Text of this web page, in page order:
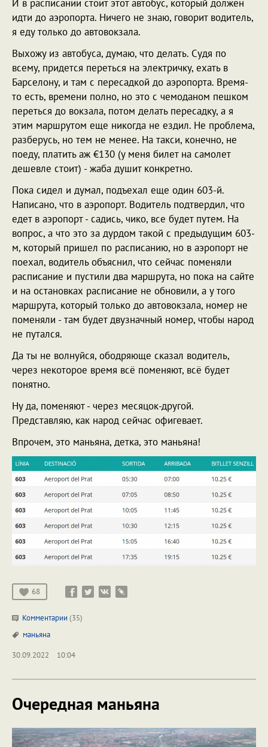
И в расписании стоит этот автобус, который должен
идти до аэропорта. Ничего не знаю, говорит водитель,
я еду только до автовокзала.
Выхожу из автобуса, думаю, что делать. Судя по
всему, придется переться на электричку, ехать в
Барселону, и там с пересадкой до аэропорта. Время-
то есть, времени полно, но это с чемоданом пешком
переться до вокзала, потом делать пересадку, а я
этим маршрутом еще никогда не ездил. Не проблема,
разберусь, но тем не менее. На такси, конечно, не
поеду, платить аж €130 (у меня билет на самолет
дешевле стоит) - жаба душит конкретно.
Пока сидел и думал, подъехал еще один 603-й.
Написано, что в аэропорт. Водитель подтвердил, что
едет в аэропорт - садись, чико, все будет путем. На
вопрос, а что это за дурдом такой с предыдущим 603-
м, который пришел по расписанию, но в аэропорт не
поехал, водитель объяснил, что сейчас поменяли
расписание и пустили два маршрута, но пока на сайте
и на остановках расписание не обновили, а у того
маршрута, который только до автовокзала, номер не
поменяли - там будет двузначный номер, чтобы народ
не путался.
Да ты не волнуйся, ободряюще сказал водитель,
через некоторое время всё поменяют, всё будет
понятно.
Ну да, поменяют - через месяцок-другой.
Представляю, как народ сейчас офигевает.
Впрочем, это маньяна, детка, это маньяна!
68
Комментарии (35)
маньяна
30.09.2022
10:04
Очередная маньяна